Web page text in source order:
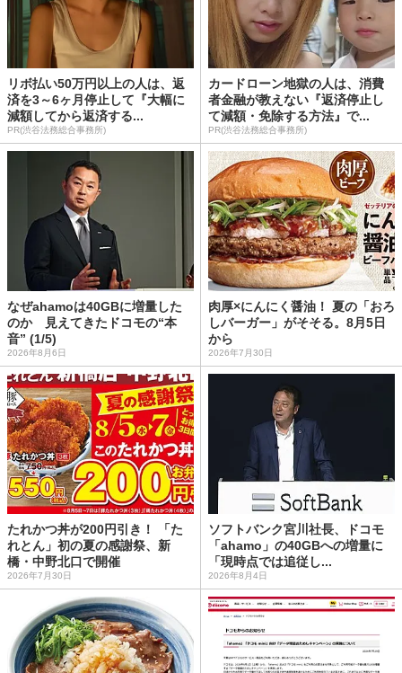
リボ払い50万円以上の人は、返
済を3～6ヶ月停止して『大幅に
減額してから返済する...
PR(渋谷法務総合事務所)
カードローン地獄の人は、消費
者金融が教えない『返済停止し
て減額・免除する方法』で...
PR(渋谷法務総合事務所)
なぜahamoは40GBに増量した
のか 見えてきたドコモの“本
音” (1/5)
2026年8月6日
肉厚×にんにく醤油！ 夏の「おろ
しバーガー」がそそる。8月5日
から
2026年7月30日
たれかつ丼が200円引き！ 「た
れとん」初の夏の感謝祭、新
橋・中野北口で開催
2026年7月30日
ソフトバンク宮川社長、ドコモ
「ahamo」の40GBへの増量に
「現時点では追従し...
2026年8月4日